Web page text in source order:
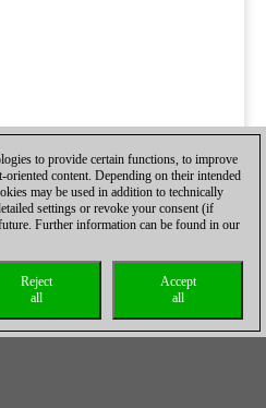
to provide certain functions, to improve
oriented content. Depending on their intended
may be used in addition to technically
settings or revoke your consent (if
Further information can be found in our
Accept
all
Reject
all